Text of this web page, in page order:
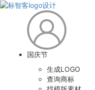
国庆节
生成LOGO
查询商标